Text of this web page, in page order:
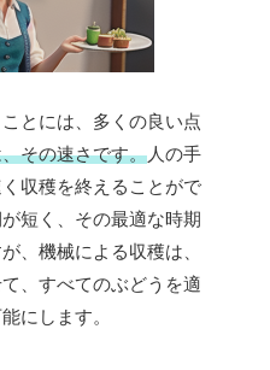
とには、多くの良い点
その速さです。人の手
収穫を終えることがで
短く、その最適な時期
、機械による収穫は、
、すべてのぶどうを適
にします。